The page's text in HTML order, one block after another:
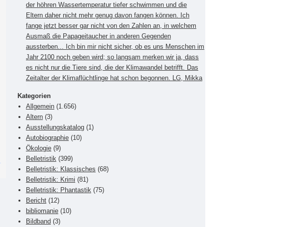
der höhren Wassertemperatur tiefer schwimmen und die
Eltern daher nicht mehr genug davon fangen können. Ich
fange jetzt besser gar nicht von den Zahlen an, in welchem
Ausmaß die Papageitaucher in anderen Gegenden
aussterben... Ich bin mir nicht sicher, ob es uns Menschen im
Jahr 2100 noch geben wird; so langsam merken wir ja, dass
es nicht nur die Tiere sind, die der Klimawandel betrifft. Das
Zeitalter der Klimaflüchtlinge hat schon begonnen. LG, Mikka
Kategorien
Allgemein (1.656)
Altern (3)
Ausstellungskatalog (1)
Autobiographie (10)
Ökologie (9)
Belletristik (399)
Belletristik: Klassisches (68)
Belletristik: Krimi (81)
Belletristik: Phantastik (75)
Bericht (12)
bibliomanie (10)
Bildband (3)